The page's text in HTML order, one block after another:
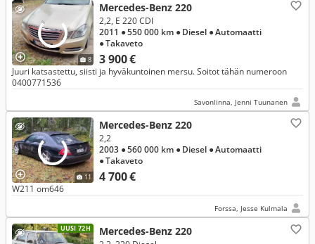
8
Mercedes-Benz 220
3 900 €
2,2, E 220 CDI
2011 ● 550 000 km ● Diesel ● Automaatti
● Takaveto
Juuri katsastettu, siisti ja hyväkuntoinen mersu. Soitot tähän numeroon
0400771536
Savonlinna, Jenni Tuunanen
11
Mercedes-Benz 220
4 700 €
2,2
2003 ● 560 000 km ● Diesel ● Automaatti
● Takaveto
W211 om646
Forssa, Jesse Kulmala
UUSI 72H Mercedes-Benz 220